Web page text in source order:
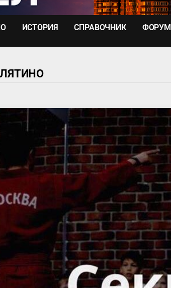
ИСТОРИЯ СПРАВОЧНИК ФОРУМ